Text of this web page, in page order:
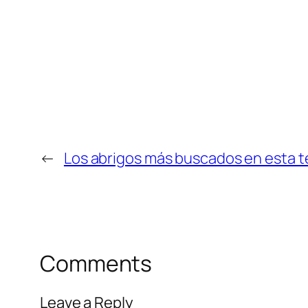
← Los abrigos más buscados en esta
Comments
Leave a Reply